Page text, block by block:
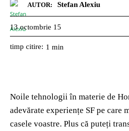
AUTOR: Stefan Alexiu
13 octombrie 15
timp citire: 1 min
Noile tehnologii în materie de
adevărate experiențe SF pe care
casele voastre. Plus că puteți